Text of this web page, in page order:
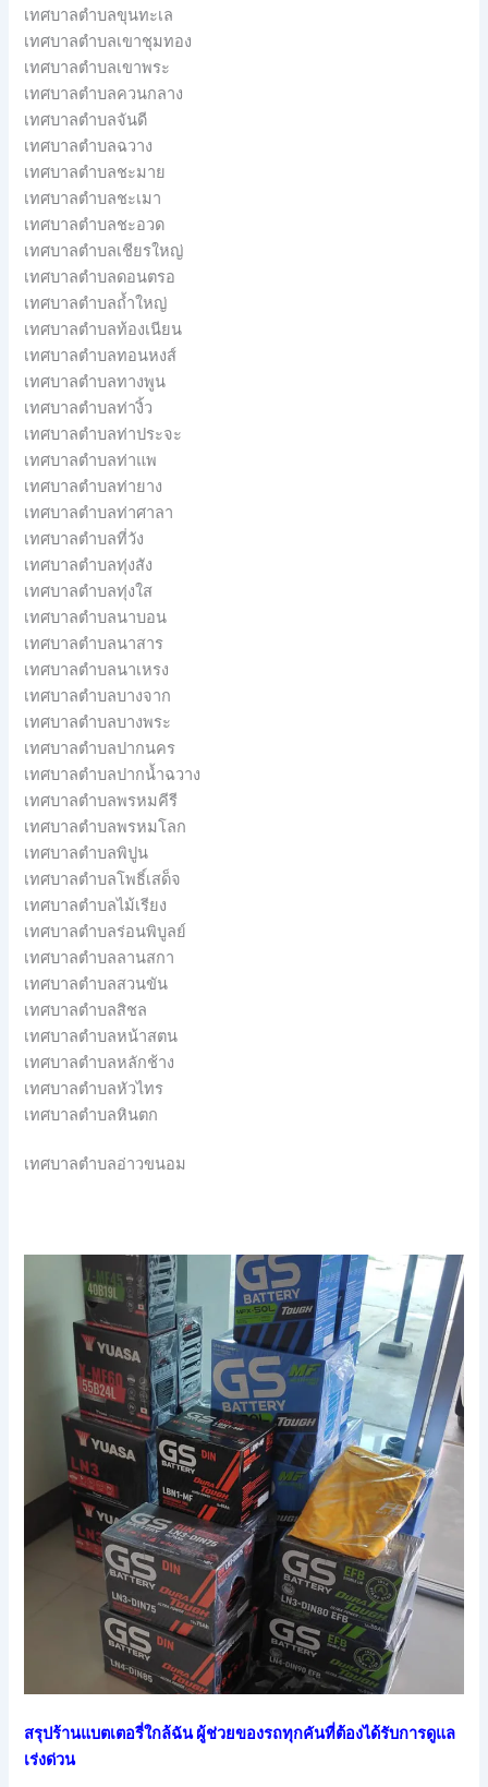
เทศบาลตำบลขุนทะเล
เทศบาลตำบลเขาชุมทอง
เทศบาลตำบลเขาพระ
เทศบาลตำบลควนกลาง
เทศบาลตำบลจันดี
เทศบาลตำบลฉวาง
เทศบาลตำบลชะมาย
เทศบาลตำบลชะเมา
เทศบาลตำบลชะอวด
เทศบาลตำบลเชียรใหญ่
เทศบาลตำบลดอนตรอ
เทศบาลตำบลถ้ำใหญ่
เทศบาลตำบลท้องเนียน
เทศบาลตำบลทอนหงส์
เทศบาลตำบลทางพูน
เทศบาลตำบลท่างิ้ว
เทศบาลตำบลท่าประจะ
เทศบาลตำบลท่าแพ
เทศบาลตำบลท่ายาง
เทศบาลตำบลท่าศาลา
เทศบาลตำบลที่วัง
เทศบาลตำบลทุ่งสัง
เทศบาลตำบลทุ่งใส
เทศบาลตำบลนาบอน
เทศบาลตำบลนาสาร
เทศบาลตำบลนาเหรง
เทศบาลตำบลบางจาก
เทศบาลตำบลบางพระ
เทศบาลตำบลปากนคร
เทศบาลตำบลปากน้ำฉวาง
เทศบาลตำบลพรหมคีรี
เทศบาลตำบลพรหมโลก
เทศบาลตำบลพิปูน
เทศบาลตำบลโพธิ์เสด็จ
เทศบาลตำบลไม้เรียง
เทศบาลตำบลร่อนพิบูลย์
เทศบาลตำบลลานสกา
เทศบาลตำบลสวนขัน
เทศบาลตำบลสิชล
เทศบาลตำบลหน้าสตน
เทศบาลตำบลหลักช้าง
เทศบาลตำบลหัวไทร
เทศบาลตำบลหินตก
เทศบาลตำบลอ่าวขนอม
สรุปร้านแบตเตอรี่ใกล้ฉัน ผู้ช่วยของรถทุกคันที่ต้องได้รับการดูแล
เร่งด่วน